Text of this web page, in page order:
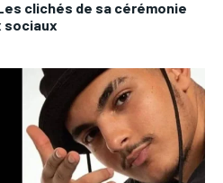
clichés de sa cérémonie
sociaux